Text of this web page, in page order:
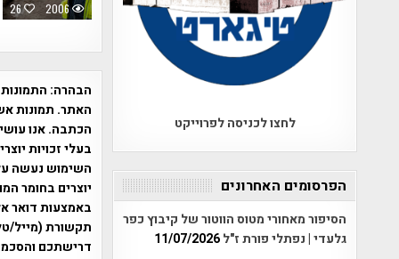
26 2006
הבהרה:
האתר. תמונות
הכתבה. אנו
בעלי זכויות
יוצרים בחומר
תקשורת (מייל/
דרישתכם
לחצו לכניסה לפרוייקט
הפרסומים האחרונים
הסיפור מאחורי מטוס הווטור של קיבוץ כפר
גלעדי | נפתלי פורת ז"ל11/07/2026